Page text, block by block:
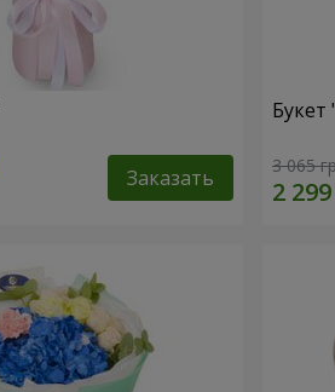
Заказать
Букет
3 065